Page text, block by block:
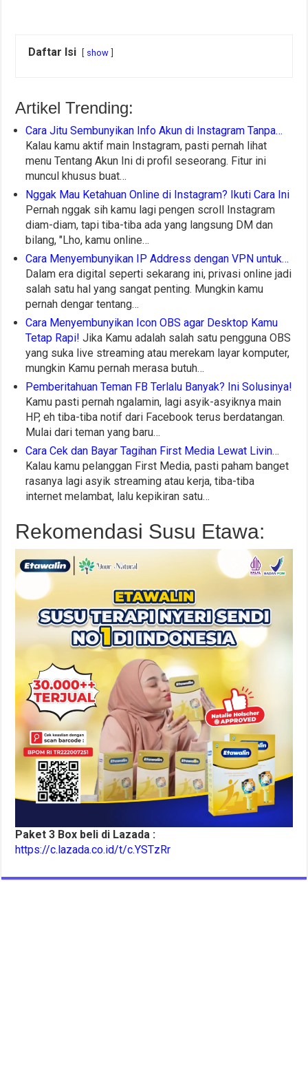
Daftar Isi show
Artikel Trending:
Cara Jitu Sembunyikan Info Akun di Instagram Tanpa…
Kalau kamu aktif main Instagram, pasti pernah lihat
menu Tentang Akun Ini di profil seseorang. Fitur ini
muncul khusus buat…
Nggak Mau Ketahuan Online di Instagram? Ikuti Cara Ini
Pernah nggak sih kamu lagi pengen scroll Instagram
diam-diam, tapi tiba-tiba ada yang langsung DM dan
bilang, "Lho, kamu online…
Cara Menyembunyikan IP Address dengan VPN untuk…
Dalam era digital seperti sekarang ini, privasi online jadi
salah satu hal yang sangat penting. Mungkin kamu
pernah dengar tentang…
Cara Menyembunyikan Icon OBS agar Desktop Kamu
Tetap Rapi! Jika Kamu adalah salah satu pengguna OBS
yang suka live streaming atau merekam layar komputer,
mungkin Kamu pernah merasa butuh…
Pemberitahuan Teman FB Terlalu Banyak? Ini Solusinya!
Kamu pasti pernah ngalamin, lagi asyik-asyiknya main
HP, eh tiba-tiba notif dari Facebook terus berdatangan.
Mulai dari teman yang baru…
Cara Cek dan Bayar Tagihan First Media Lewat Livin…
Kalau kamu pelanggan First Media, pasti paham banget
rasanya lagi asyik streaming atau kerja, tiba-tiba
internet melambat, lalu kepikiran satu…
Rekomendasi Susu Etawa:
Paket 3 Box beli di Lazada :
https://c.lazada.co.id/t/c.YSTzRr